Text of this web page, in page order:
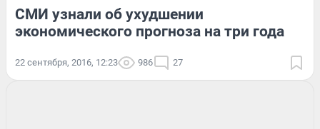
СМИ узнали об ухудшении
экономического прогноза на три года
22 сентября, 2016, 12:23 986 27